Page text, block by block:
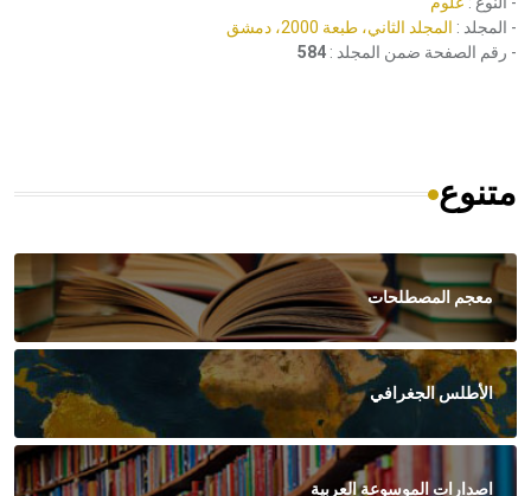
- المجلد : المجلد الثاني، طبعة 2000، دمشق
- رقم الصفحة ضمن المجلد : 584
متنوع
معجم المصطلحات
الأطلس الجغرافي
اصدارات الموسوعة العربية